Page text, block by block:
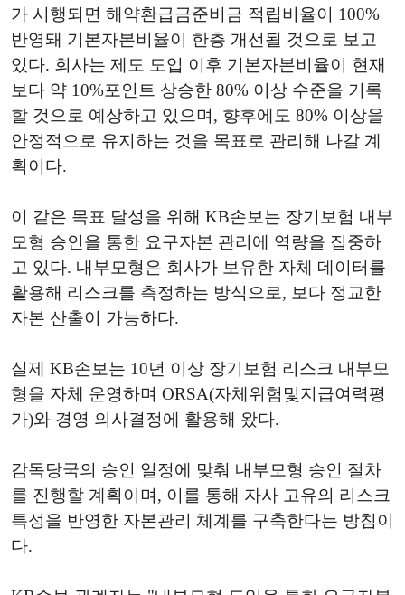
가 시행되면 해약환급금준비금 적립비율이 100%
반영돼 기본자본비율이 한층 개선될 것으로 보고
있다. 회사는 제도 도입 이후 기본자본비율이 현재
보다 약 10%포인트 상승한 80% 이상 수준을 기록
할 것으로 예상하고 있으며, 향후에도 80% 이상을
안정적으로 유지하는 것을 목표로 관리해 나갈 계
획이다.
이 같은 목표 달성을 위해 KB손보는 장기보험 내부
모형 승인을 통한 요구자본 관리에 역량을 집중하
고 있다. 내부모형은 회사가 보유한 자체 데이터를
활용해 리스크를 측정하는 방식으로, 보다 정교한
자본 산출이 가능하다.
실제 KB손보는 10년 이상 장기보험 리스크 내부모
형을 자체 운영하며 ORSA(자체위험및지급여력평
가)와 경영 의사결정에 활용해 왔다.
감독당국의 승인 일정에 맞춰 내부모형 승인 절차
를 진행할 계획이며, 이를 통해 자사 고유의 리스크
특성을 반영한 자본관리 체계를 구축한다는 방침이
다.